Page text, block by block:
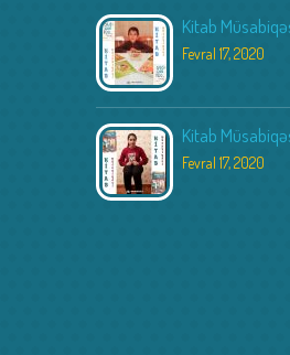
Kitab
Fevral 17, 2020
Kitab
Fevral 17, 2020